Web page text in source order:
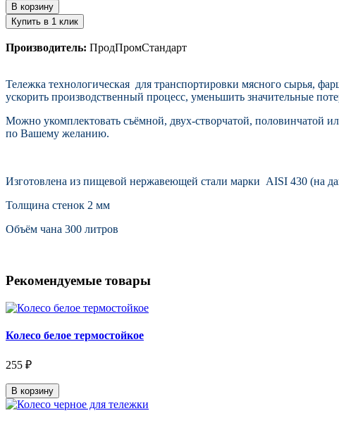
В корзину
Купить в 1 клик
Производитель: ПродПромСтандарт
Тележка технологическая для транспортировки мясного сырья,
ускорить производственный процесс, уменьшить значительные
Можно укомплектовать съёмной, двух-створчатой,
по Вашему желанию.
Изготовлена из пищевой нержавеющей стали марки AISI 430 (на
Толщина стенок 2 мм
Объём чана 300 литров
Рекомендуемые товары
Колесо белое термостойкое
255 ₽
В корзину